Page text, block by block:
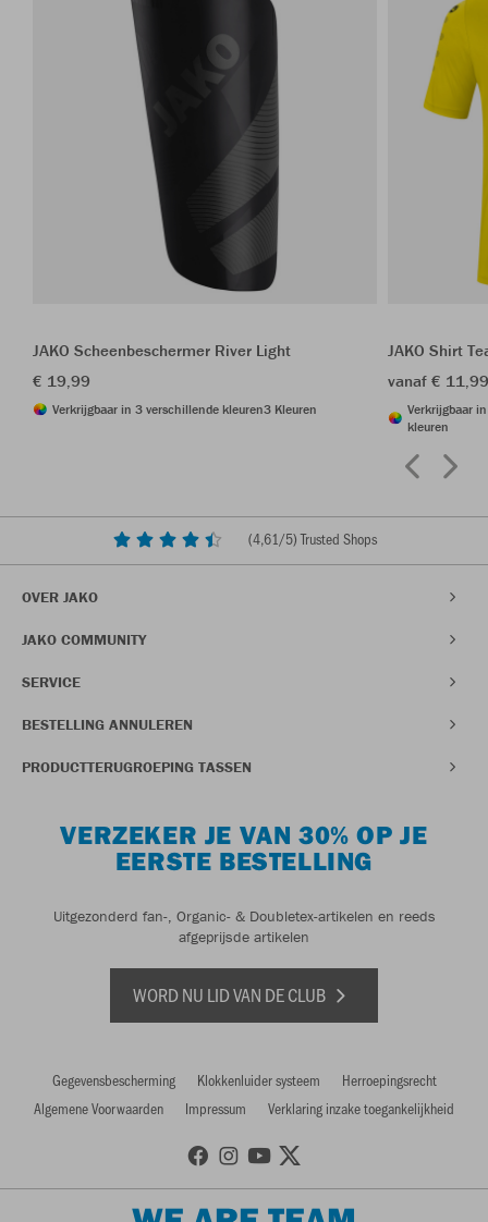
JAKO Scheenbeschermer River Light
€ 19,99
Verkrijgbaar in 3 verschillende kleuren3 Kleuren
JAKO Shirt
vanaf €
Verkrijgbaar
kleuren
(4,61/5) Trusted Shops
OVER JAKO
JAKO COMMUNITY
SERVICE
BESTELLING ANNULEREN
PRODUCTTERUGROEPING TASSEN
VERZEKER JE VAN 30% OP JE
EERSTE BESTELLING
Uitgezonderd fan-, Organic- & Doubletex-artikelen en reeds
afgeprijsde artikelen
WORD NU LID VAN DE CLUB
Gegevensbescherming Klokkenluider systeem
Herroepingsrecht
Algemene Voorwaarden
Impressum Verklaring inzake toegankelijkheid